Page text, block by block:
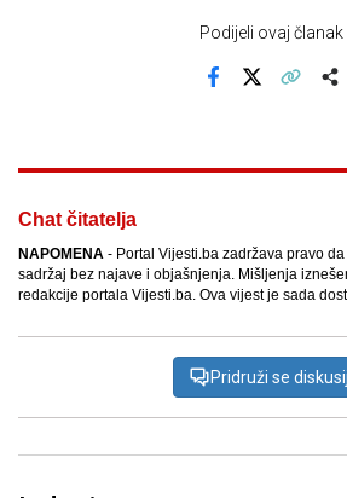
Podijeli ovaj članak
Facebook
Chat čitatelja
NAPOMENA - Portal Vijesti.ba zadržava pravo
sadržaj bez najave i objašnjenja. Mišljenja
redakcije portala Vijesti.ba. Ova vijest je sada
Pridruži se